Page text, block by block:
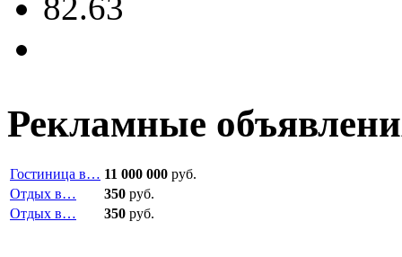
Рекламные
Гостиница в… 11 000 000 руб.
Отдых в…
350 руб.
Отдых в…
350 руб.